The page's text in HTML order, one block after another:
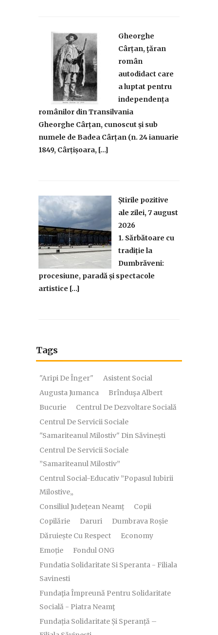
Gheorghe
Cârțan, ţăran
român
autodidact care
a luptat pentru
independența
românilor din Transilvania
Gheorghe Cârțan, cunoscut și sub
numele de Badea Cârțan (n. 24 ianuarie
1849, Cârțișoara, […]
Știrile pozitive
ale zilei, 7 august
2026
1. Sărbătoare cu
tradiție la
Dumbrăveni:
procesiune, paradă și spectacole
artistice […]
Tags
"Aripi De Înger"
Asistent Social
Augusta Jumanca
Brînduşa Albert
Bucurie
Centrul De Dezvoltare Socială
Centrul De Servicii Sociale
"Samariteanul Milostiv" Din Săvinești
Centrul De Servicii Sociale
”Samariteanul Milostiv”
Centrul Social-Educativ ”Popasul Iubirii
Milostive„
Consiliul Județean Neamț
Copii
Copilărie
Daruri
Dumbrava Roșie
Dăruiește Cu Respect
Economy
Emoție
Fondul ONG
Fundatia Solidaritate Si Speranta - Filiala
Savinesti
Fundaţia Împreună Pentru Solidaritate
Socială - Piatra Neamţ
Fundația Solidaritate Și Speranță –